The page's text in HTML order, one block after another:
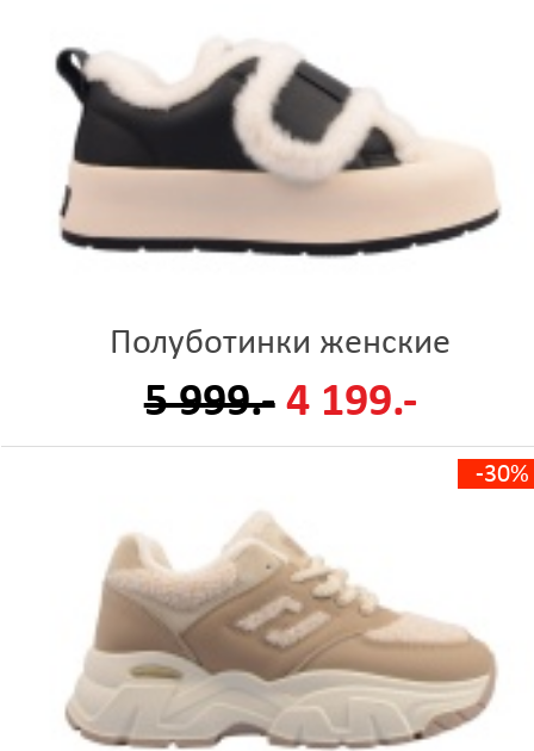
Полуботинки женские
5 999.- 4 199.-
-30%